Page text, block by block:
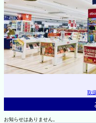
取
お知らせはありません。